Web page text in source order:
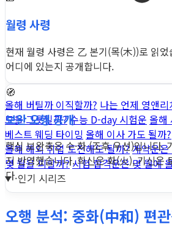
올해 버틸까 이직할까? 나는 언제 영앤
모을 그릇일까?수능 D-day 시험운 올해
베스트 웨딩 타이밍 올해 이사 가도 될까?
올해 해외 취업 도전해도 될까?계약운은
몇 월을 피할까? 시험 합격운은 몇 월에
인기 시리즈
월령 사령
현재 월령 사령은 乙 본기(목(木))로 읽
어디에 있는지 공개합니다.
🧭
보완 오행 공개
핵심 보완축은 수·화 (조후 우선)입니다.
지 반영했습니다. 희신은 화(火), 기신은
다.
오행 분석: 중화(中和) 편